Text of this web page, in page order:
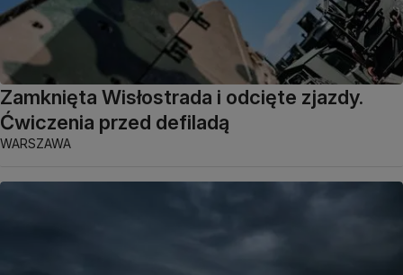
Zamknięta Wisłostrada i odcięte zjazdy.
Ćwiczenia przed defiladą
WARSZAWA